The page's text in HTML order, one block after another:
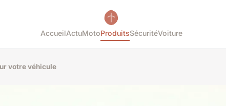
AccueilActuMotoProduitsSécuritéVoiture
votre véhicule